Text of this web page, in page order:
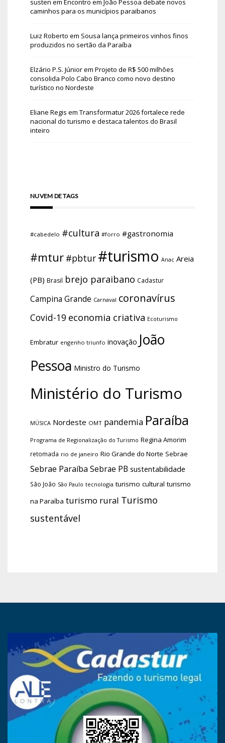
susten em Encontro em João Pessoa debate novos
caminhos para os municípios paraibanos
Luiz Roberto em Sousa lança primeiros vinhos finos
produzidos no sertão da Paraíba
Elzário P.S. Júniorem Projeto de R$ 500 milhões
consolida Polo Cabo Branco como novo destino
turístico no Nordeste
Eliane Regis em Transformatur 2026 fortalece rede
nacional do turismo e destaca talentos do Brasil
inteiro
NUVEM DE TAGS
#cabedelo #cultura #forro #gastronomia
#mtur #pbtur #turismo Anac Areia
(PB) Brasil brejo paraibano Cadastur
Campina Grande Carnaval coronavírus
Covid-19 economia criativa Ecoturismo
Embratur engenho triunfo inovação João
Pessoa Ministro do Turismo
Ministério do Turismo
MÚSICA Nordeste OMT pandemia Paraíba
Programa de Regionalização do Turismo Regina Amorim
retomada rio de janeiro Rio Grande do Norte Sebrae
Sebrae Paraíba Sebrae PB sustentabilidade
São João São Paulo tecnologia turismo cultural turismo
na Paraíba turismo rural Turismo
sustentável